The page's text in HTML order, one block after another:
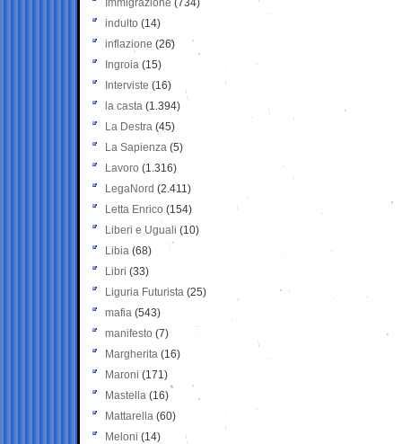
Immigrazione (734)
indulto (14)
inflazione (26)
Ingroia (15)
Interviste (16)
la casta (1.394)
La Destra (45)
La Sapienza (5)
Lavoro (1.316)
LegaNord (2.411)
Letta Enrico (154)
Liberi e Uguali (10)
Libia (68)
Libri (33)
Liguria Futurista (25)
mafia (543)
manifesto (7)
Margherita (16)
Maroni (171)
Mastella (16)
Mattarella (60)
Meloni (14)